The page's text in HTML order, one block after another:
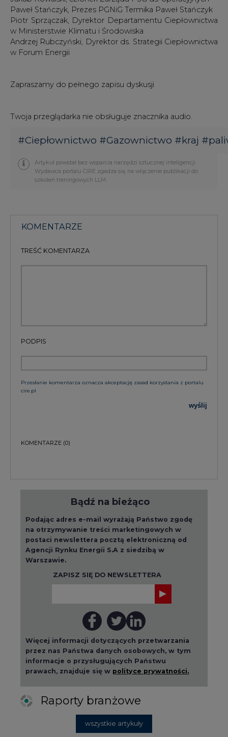
Paweł Stańczyk, Prezes PGNiG Termika Paweł Stańczyk
Piotr Sprzączak, Dyrektor Departamentu Ciepłownictwa
w Ministerstwie Klimatu i Środowiska
Andrzej Rubczyński, Dyrektor ds. Strategii Ciepłownictwa
w Forum Energii
Zapraszamy do pełnego zapisu dyskusji
Twoja przeglądarka nie obsługuje znacznika audio.
#Ciepłownictwo #Gazownictwo #kraj #
Artykuł powstał bez wsparcia narzędzi sztucznej inteligencji.
Wydawca portalu CIRE zgadza się na włączenie publikacji do
szkoleń treningowych LLM.
KOMENTARZE
TREŚĆ KOMENTARZA
PODPIS
Przesłanie komentarza oznacza akceptację zasad korzystania z portalu
cire.pl
wyślij
KOMENTARZE (0)
Bądź na bieżąco
Podając adres e-mail wyrażają Państwo zgodę
na otrzymywanie treści marketingowych w
postaci newslettera pocztą elektroniczną od
Agencji Rynku Energii S.A z siedzibą w
Warszawie.
ZAPISZ SIĘ DO NEWSLETTERA
Więcej informacji dotyczących przetwarzania
przez nas Państwa danych osobowych, w tym
informacje o przysługujących Państwu
prawach, znajduje się w polityce prywatności.
Raporty branżowe
wszystkie artykuły